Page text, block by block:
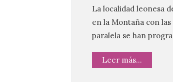
La localidad leonesa
en la Montaña con
paralela se han
Leer más...